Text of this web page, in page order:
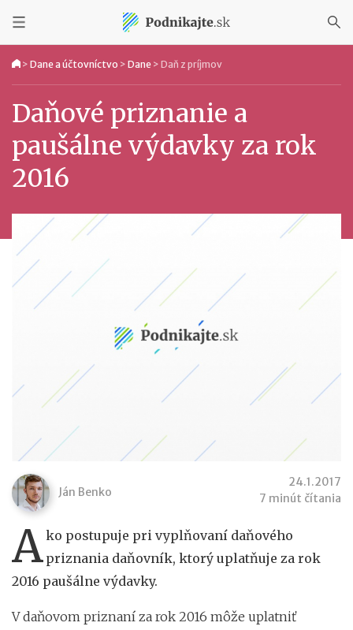
> Dane a účtovníctvo > Dane > Daň z príjmov
Daňové priznanie a
paušálne výdavky za rok
2016
Ján Benko
24.1.2017
7 minút čítania
Ako postupuje pri vyplňovaní daňového
priznania daňovník, ktorý uplatňuje za rok
2016 paušálne výdavky.
V daňovom priznaní za rok 2016 môže uplatniť